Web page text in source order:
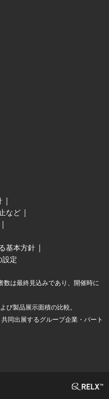
など
基本方針
設定
数は最終見込みであり、開催時に
び製品展示面積の比較。
同出展するグループ企業・パート